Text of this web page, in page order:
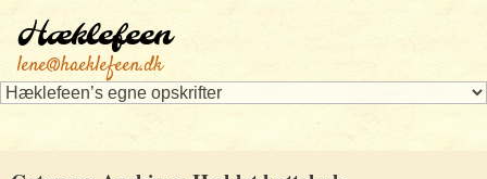
Hæklefeen
lene@haeklefeen.dk